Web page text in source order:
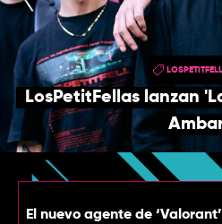
TOP
QUIÉNES SOMOS
CONTACTO
LosPetitFellas lanzan
El nuevo agente de ‘Valorant’